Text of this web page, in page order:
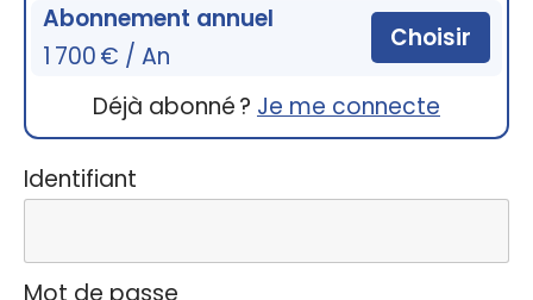
Abonnement annuel
1 700 € / An
Choisir
Déjà abonné ? Je me connecte
Identifiant
Mot de passe